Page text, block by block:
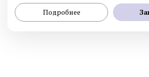
Подробнее